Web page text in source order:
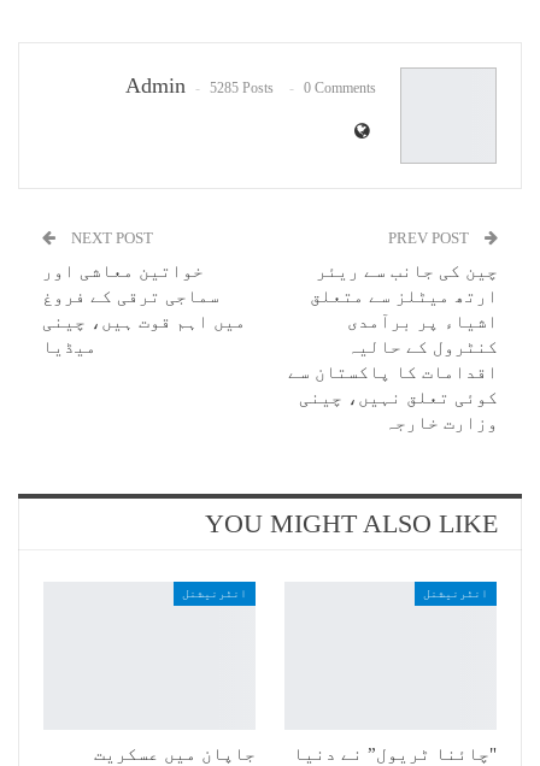
Admin 5285 Posts 0 Comments
چین کی جانب سے ریئر
ارتھ میٹلز سے متعلق
اشیاء پر برآمدی
کنٹرول کے حالیہ
اقدامات کا پاکستان سے
کوئی تعلق نہیں، چینی
وزارت خارجہ
NEXT POST
خواتین معاشی اور
سماجی ترقی کے فروغ
میں اہم قوت ہیں، چینی
میڈیا
YOU MIGHT ALSO LIKE
انٹرنیشنل
"چائنا ٹریول” نے دنیا
انٹرنیشنل
جاپان میں عسکریت